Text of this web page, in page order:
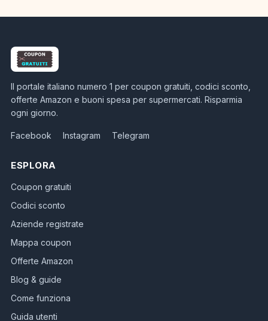
Il portale italiano numero 1 per coupon gratuiti, codici sconto,
offerte Amazon e buoni spesa per supermercati. Risparmia
ogni giorno.
Facebook Instagram Telegram
ESPLORA
Coupon gratuiti
Codici sconto
Aziende registrate
Mappa coupon
Offerte Amazon
Blog & guide
Come funziona
Guida utenti